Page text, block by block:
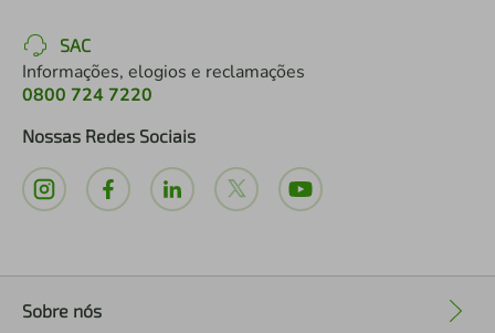
SAC
Informações, elogios e reclamações
0800 724 7220
Nossas Redes Sociais
Sobre nós